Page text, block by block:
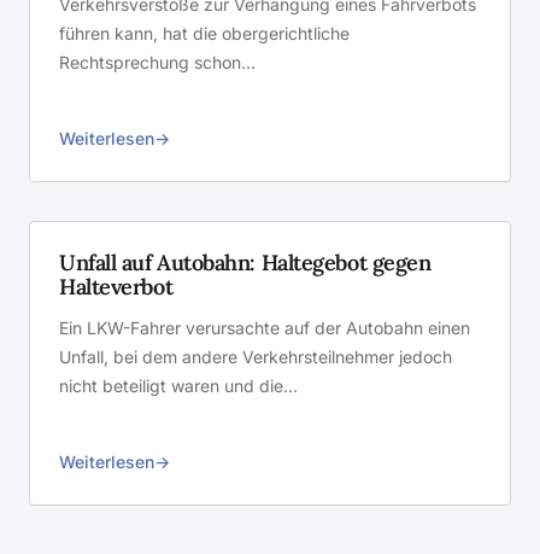
Verkehrsverstöße zur Verhängung eines Fahrverbots
führen kann, hat die obergerichtliche
Rechtsprechung schon…
Weiterlesen
Unfall auf Autobahn: Haltegebot gegen
Halteverbot
Ein LKW-Fahrer verursachte auf der Autobahn einen
Unfall, bei dem andere Verkehrsteilnehmer jedoch
nicht beteiligt waren und die…
Weiterlesen